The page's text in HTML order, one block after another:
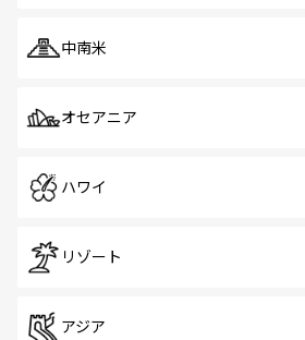
中南米
オセアニア
ハワイ
リゾート
アジア